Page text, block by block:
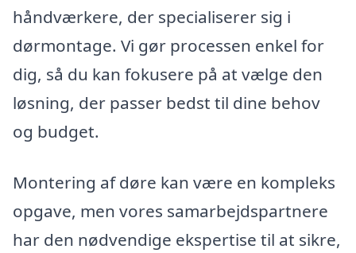
håndværkere, der specialiserer sig i
dørmontage. Vi gør processen enkel for
dig, så du kan fokusere på at vælge den
løsning, der passer bedst til dine behov
og budget.
Montering af døre kan være en kompleks
opgave, men vores samarbejdspartnere
har den nødvendige ekspertise til at sikre,